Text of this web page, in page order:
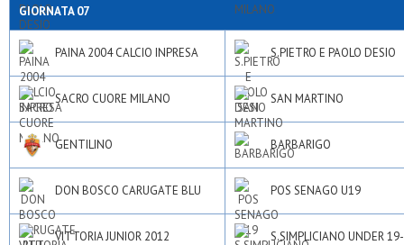
GIORNATA 07
PAINA 2004 CALCIO INPRESA S.PIETRO E PAOLO DESIO
SACRO CUORE MILANO SAN MARTINO
GENTILINO BARBARIGO
DON BOSCO CARUGATE BLU POS SENAGO U19
VITTORIA JUNIOR 2012 S.SIMPLICIANO UNDER